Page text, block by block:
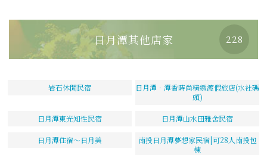
日月潭其他店家 228
岩石休閒民宿
日月潭．潭香時尚精緻渡假旅店(水社碼
頭)
日月潭東光知性民宿 日月潭山水田雅舍民宿
日月潭住宿～日月美
南投日月潭夢想家民宿|可28人南投包
棟